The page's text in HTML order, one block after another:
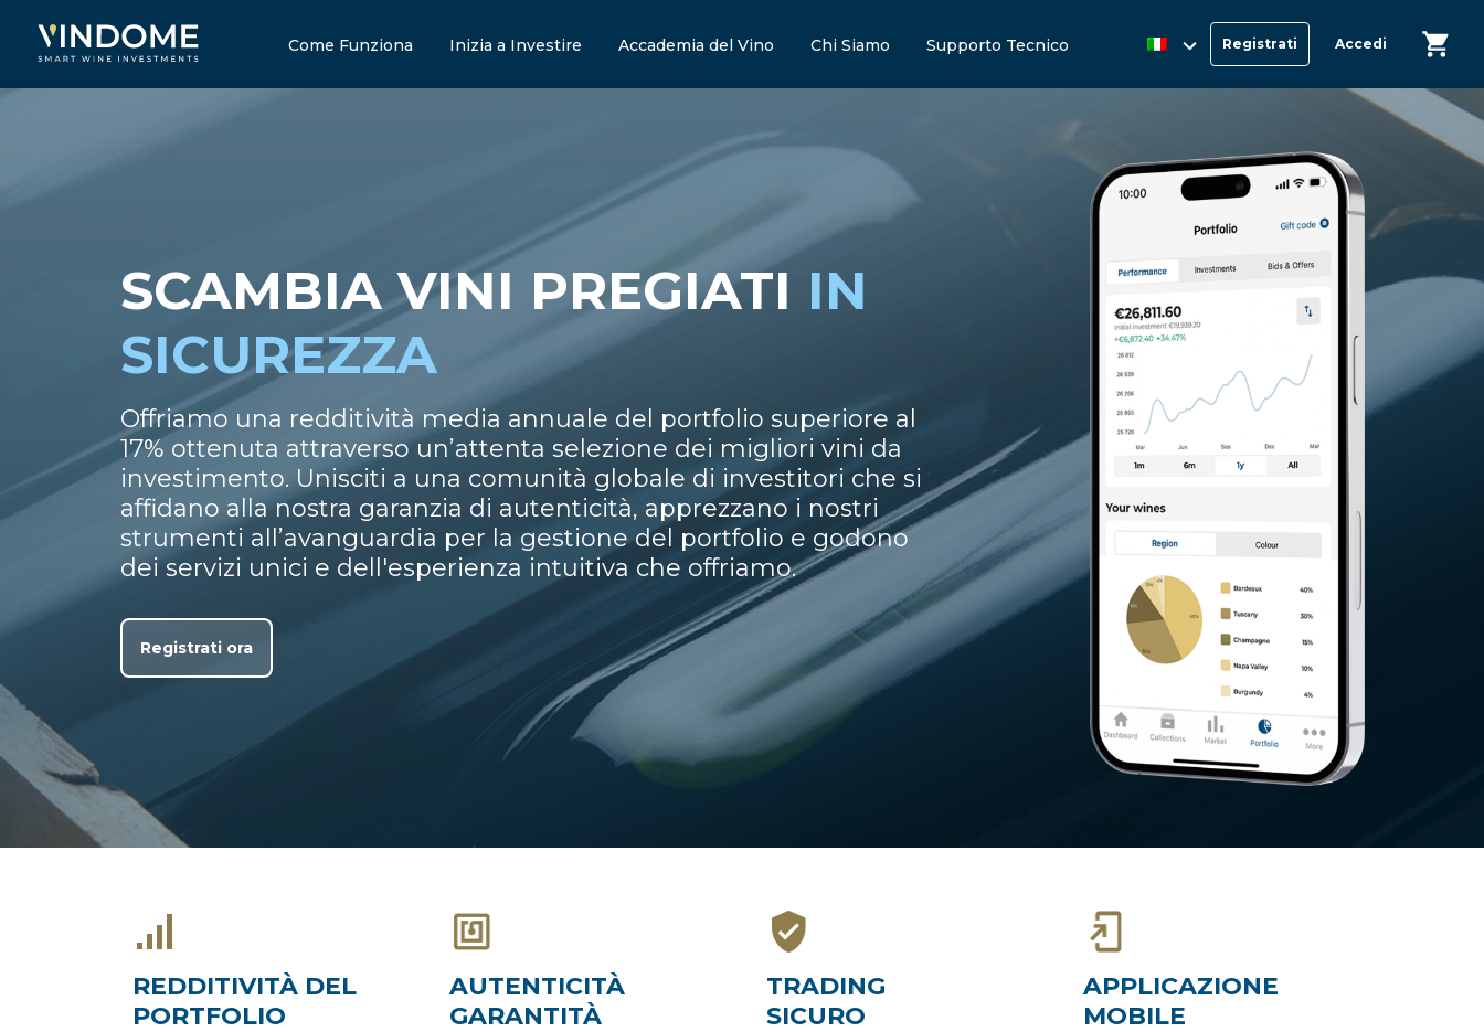
Come Funziona Inizia a Investire Accademia del Vino Chi Siamo Supporto Tecnico Registrati Accedi
SCAMBIA VINI PREGIATI IN
SICUREZZA
Offriamo una redditività media annuale del portfolio superiore al
17% ottenuta attraverso un’attenta selezione dei migliori vini da
investimento. Unisciti a una comunità globale di investitori che si
affidano alla nostra garanzia di autenticità, apprezzano i nostri
strumenti all’avanguardia per la gestione del portfolio e godono
dei servizi unici e dell'esperienza intuitiva che offriamo.
Registrati ora
REDDITIVITÀ DEL
PORTFOLIO
AUTENTICITÀ
GARANTITÀ
TRADING
SICURO
APPLICAZIONE
MOBILE